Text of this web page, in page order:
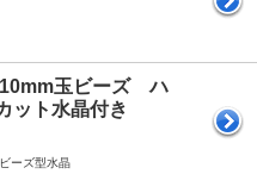
10mm玉ビーズ ハ
ット水晶付き
ーズ型水晶